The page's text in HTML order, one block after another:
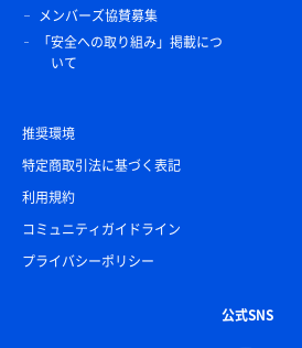
メンバーズ協賛募集
「安全への取り組み」掲載につ
いて
推奨環境
特定商取引法に基づく表記
利用規約
コミュニティガイドライン
プライバシーポリシー
公式SNS